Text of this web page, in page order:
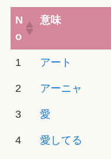
N
o
意味
1 アート
2 アーニャ
3 愛
4 愛してる